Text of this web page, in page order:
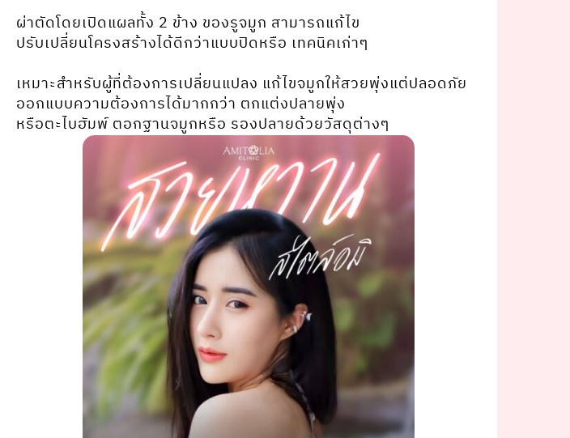
ผ่าตัดโดยเปิดแผลทั้ง 2 ข้าง ของรูจมูก สามารถแก้ไข
ปรับเปลี่ยนโครงสร้างได้ดีกว่าแบบปิดหรือ เทคนิคเก่าๆ ⠀⠀
เหมาะสำหรับผู้ที่ต้องการเปลี่ยนแปลง แก้ไขจมูกให้สวยพุ่งแต่ปลอดภัย
ออกแบบความต้องการได้มากกว่า ตกแต่งปลายพุ่ง
หรือตะไบฮัมพ์ ตอกฐานจมูกหรือ รองปลายด้วยวัสดุต่างๆ